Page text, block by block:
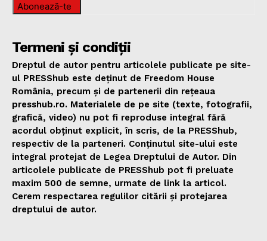
Abonează-te
Termeni și condiții
Dreptul de autor pentru articolele publicate pe site-
ul PRESShub este deținut de Freedom House
România, precum și de partenerii din rețeaua
presshub.ro. Materialele de pe site (texte, fotografii,
grafică, video) nu pot fi reproduse integral fără
acordul obținut explicit, în scris, de la PRESShub,
respectiv de la parteneri. Conținutul site-ului este
integral protejat de Legea Dreptului de Autor. Din
articolele publicate de PRESShub pot fi preluate
maxim 500 de semne, urmate de link la articol.
Cerem respectarea regulilor citării și protejarea
dreptului de autor.